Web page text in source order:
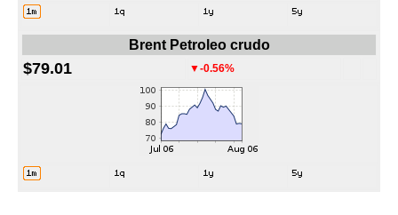
Brent Petroleo crudo
$79.01 ▼-0.56%